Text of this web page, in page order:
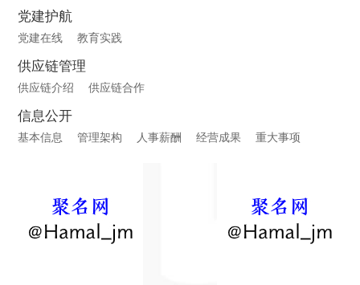
党建护航
党建在线 教育实践
供应链管理
供应链介绍 供应链合作
信息公开
基本信息 管理架构 人事薪酬 经营成果 重大事项